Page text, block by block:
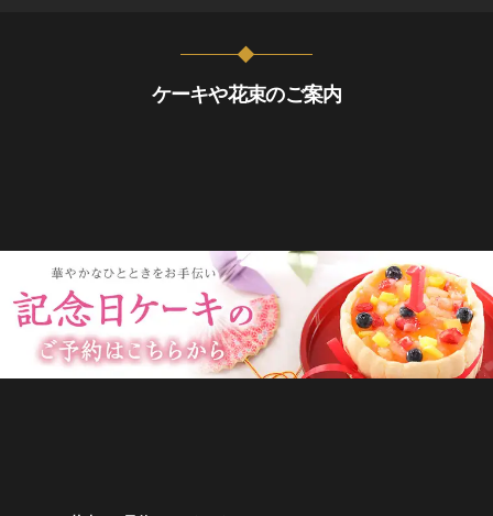
ケーキや花束のご案内